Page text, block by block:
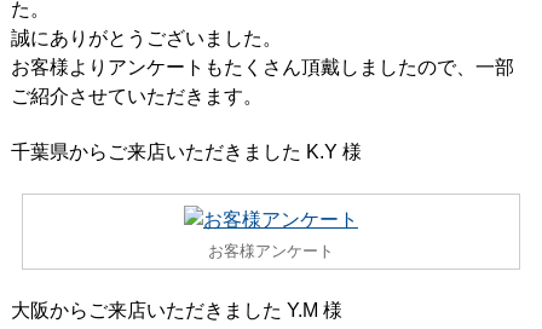
た。
誠にありがとうございました。
お客様よりアンケートもたくさん頂戴しましたので、一部
ご紹介させていただきます。
千葉県からご来店いただきました K.Y 様
お客様アンケート
大阪からご来店いただきました Y.M 様